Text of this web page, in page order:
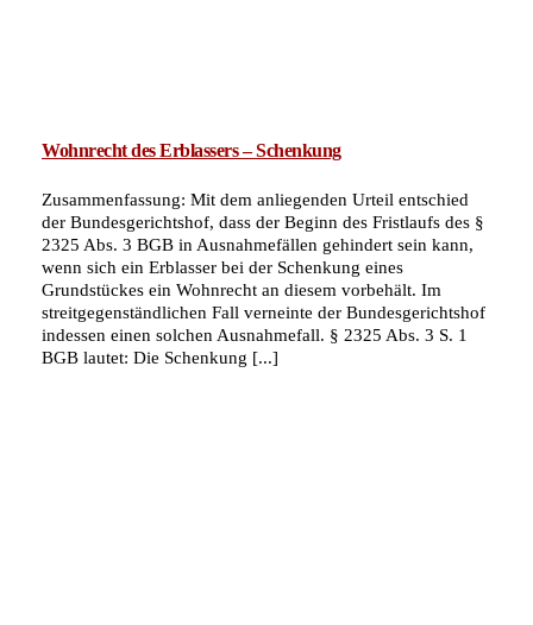
der Bundesgerichtshof, dass der Beginn des Fristlaufs des §
2325 Abs. 3 BGB in Ausnahmefällen gehindert sein kann,
wenn sich ein Erblasser bei der Schenkung eines
Grundstückes ein Wohnrecht an diesem vorbehält. Im
streitgegenständlichen Fall verneinte der Bundesgerichtshof
indessen einen solchen Ausnahmefall. § 2325 Abs. 3 S. 1
BGB lautet: Die Schenkung [...]